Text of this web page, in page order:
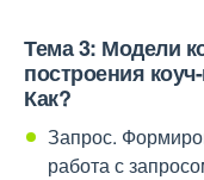
Тема 3: Модели
построения
Как?
Запрос.
работа с